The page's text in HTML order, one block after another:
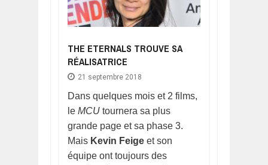
THE ETERNALS TROUVE SA
RÉALISATRICE
21 septembre 2018
Dans quelques mois et 2 films,
le MCU tournera sa plus
grande page et sa phase 3.
Mais Kevin Feige et son
équipe ont toujours des